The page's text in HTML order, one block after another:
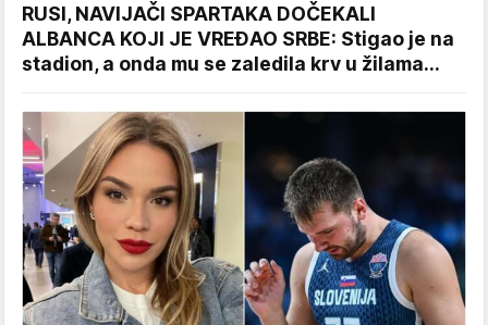
RUSI, NAVIJAČI SPARTAKA DOČEKALI
ALBANCA KOJI JE VREĐAO SRBE: Stigao je na
stadion, a onda mu se zaledila krv u žilama...